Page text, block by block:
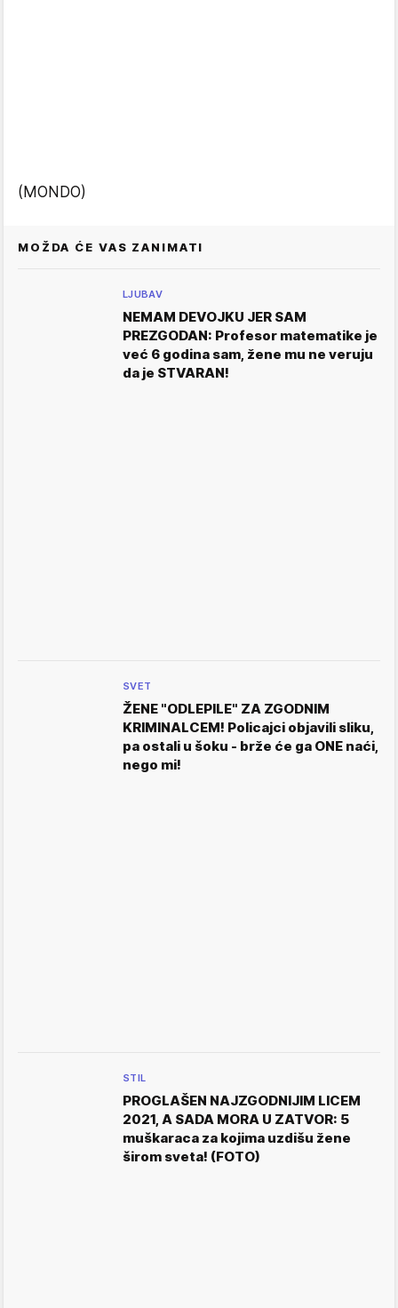
(MONDO)
MOŽDA ĆE VAS ZANIMATI
LJUBAV
NEMAM DEVOJKU JER SAM
PREZGODAN: Profesor matematike je
već 6 godina sam, žene mu ne veruju
da je STVARAN!
SVET
ŽENE "ODLEPILE" ZA ZGODNIM
KRIMINALCEM! Policajci objavili sliku,
pa ostali u šoku - brže će ga ONE naći,
nego mi!
STIL
PROGLAŠEN NAJZGODNIJIM LICEM
2021, A SADA MORA U ZATVOR: 5
muškaraca za kojima uzdišu žene
širom sveta! (FOTO)